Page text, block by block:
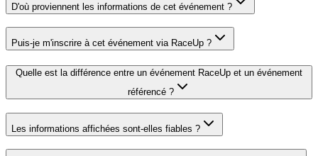
D'où proviennent les informations de cet événement ?
Puis-je m'inscrire à cet événement via RaceUp ?
Quelle est la différence entre un événement RaceUp et un événement
référencé ?
Les informations affichées sont-elles fiables ?